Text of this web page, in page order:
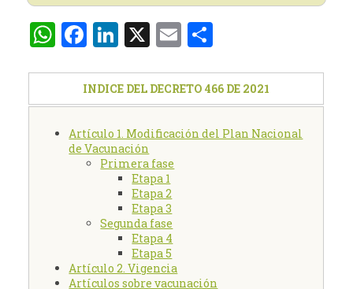
WhatsApp
Facebook
LinkedIn
X Email
INDICE DEL DECRETO 466 DE 2021
Artículo 1. Modificación del Plan Nacional
de Vacunación
Primera fase
Etapa 1
Etapa 2
Etapa 3
Segunda fase
Etapa 4
Etapa 5
Artículo 2. Vigencia
Artículos sobre vacunación